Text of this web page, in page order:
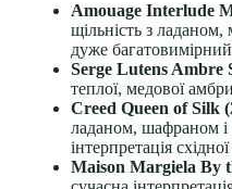
Amouage Interlude
щільність з
дуже
Serge Lutens Ambre
теплої, медової
Creed Queen of Silk
ладаном, шафраном і
інтерпретація
Maison Margiela By